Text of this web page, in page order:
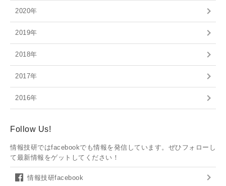
2020年
2019年
2018年
2017年
2016年
Follow Us!
情報技研ではfacebookでも情報を発信しています。ぜひフォローし
て最新情報をゲットしてください！
情報技研facebook